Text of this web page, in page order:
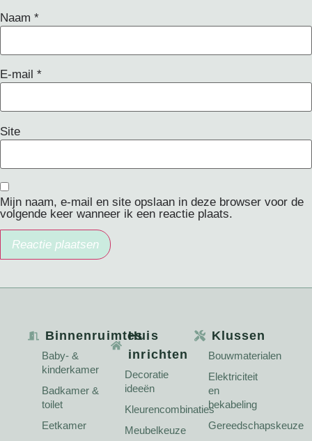
Naam *
E-mail *
Site
Mijn naam, e-mail en site opslaan in deze browser voor de
volgende keer wanneer ik een reactie plaats.
Binnenruimtes
Baby- &
kinderkamer
Badkamer &
toilet
Eetkamer
Huis
inrichten
Decoratie
ideeën
Kleurencombinaties
Meubelkeuze
Klussen
Bouwmaterialen
Elektriciteit
en
bekabeling
Gereedschapskeuze